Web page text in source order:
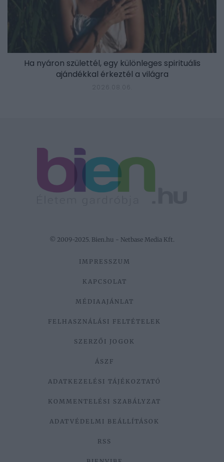
Ha nyáron születtél, egy különleges spirituális
ajándékkal érkeztél a világra
© 2009-2025. Bien.hu - Netbase Media Kft.
IMPRESSZUM
KAPCSOLAT
MÉDIAAJÁNLAT
FELHASZNÁLÁSI FELTÉTELEK
SZERZŐI JOGOK
ÁSZF
ADATKEZELÉSI TÁJÉKOZTATÓ
KOMMENTELÉSI SZABÁLYZAT
ADATVÉDELMI BEÁLLÍTÁSOK
RSS